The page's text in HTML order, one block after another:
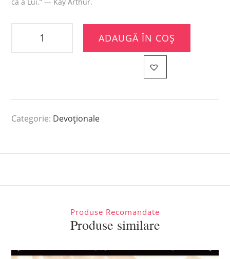
ADAUGĂ ÎN COȘ
Categorie: Devoționale
Produse Recomandate
Produse similare